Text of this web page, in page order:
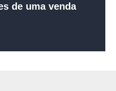
de uma venda